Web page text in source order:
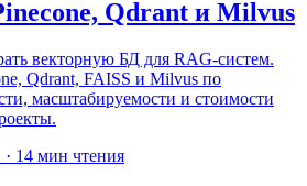
Qdrant и Milvus
векторную БД для RAG-систем.
Qdrant, FAISS и Milvus по
масштабируемости и стоимости
· 14 мин чтения